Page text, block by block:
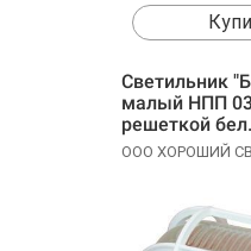
Светильник
малый НПП
решеткой
1005500884
ООО ХОРОШИЙ